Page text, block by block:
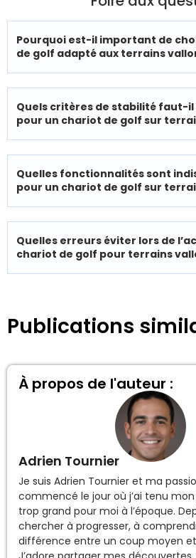
Pourquoi est-il important de
de golf adapté aux terrains
Quels critères de stabilité faut-
pour un chariot de golf sur
Quelles fonctionnalités sont
pour un chariot de golf sur
Quelles erreurs éviter lors de
chariot de golf pour terrains
Publications
À propos de l'auteur :
Adrien Tournier
Je suis Adrien Tournier et ma
commencé le jour où j’ai tenu
trop grand pour moi à l’époque.
chercher à progresser, à
différence entre un coup moyen